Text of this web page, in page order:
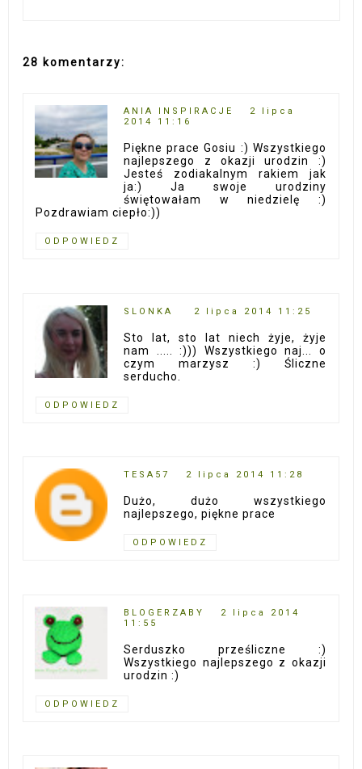
28 komentarzy:
ANIA INSPIRACJE
2 lipca
2014 11:16
Piękne prace Gosiu :) Wszystkiego
najlepszego z okazji urodzin :)
Jesteś zodiakalnym rakiem jak
ja:) Ja swoje urodziny
świętowałam w niedzielę :)
Pozdrawiam ciepło:))
ODPOWIEDZ
SLONKA 2 lipca 2014 11:25
Sto lat, sto lat niech żyje, żyje
nam ..... :))) Wszystkiego naj... o
czym marzysz :) Śliczne
serducho.
ODPOWIEDZ
TESA57 2 lipca 2014 11:28
Dużo, dużo wszystkiego
najlepszego, piękne prace
ODPOWIEDZ
BLOGERZABY
2 lipca 2014
11:55
Serduszko prześliczne :)
Wszystkiego najlepszego z okazji
urodzin :)
ODPOWIEDZ